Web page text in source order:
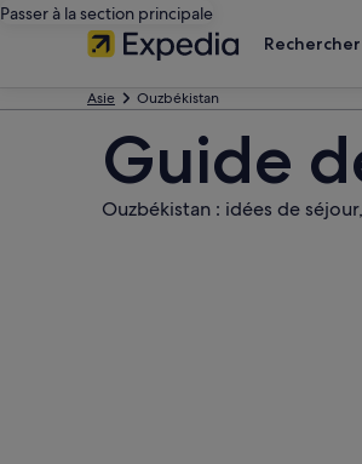
Passer à la section principale
Asie Ouzbékistan
Guide
Ouzbékistan : idées de